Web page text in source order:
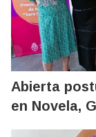
Abierta
en Novela,